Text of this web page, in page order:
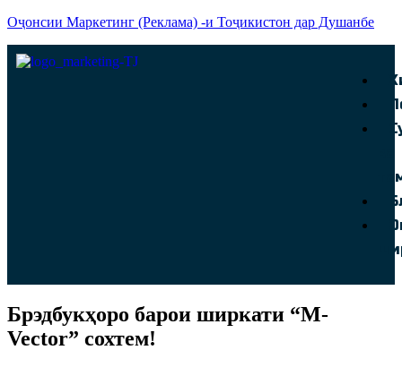
Оҷонсии Маркетинг (Реклама) -и Тоҷикистон дар Душанбе
Брэдбукҳоро барои ширкати “M-
Vector” сохтем!